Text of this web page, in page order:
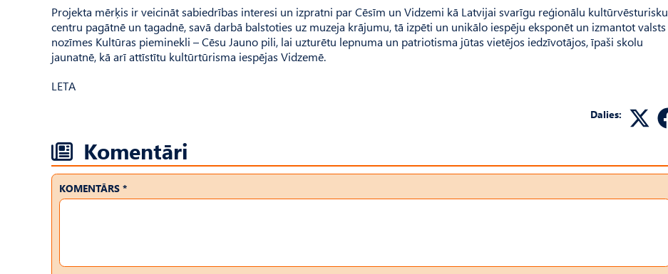
Projekta mērķis ir veicināt sabiedrības interesi un izpratni par Cēsīm un Vidzemi kā Latvijai svarīgu reģionālu kultūrvēsturisku
centru pagātnē un tagadnē, savā darbā balstoties uz muzeja krājumu, tā izpēti un unikālo iespēju eksponēt un izmantot valsts
nozīmes Kultūras pieminekli – Cēsu Jauno pili, lai uzturētu lepnuma un patriotisma jūtas vietējos iedzīvotājos, īpaši skolu
jaunatnē, kā arī attīstītu kultūrtūrisma iespējas Vidzemē.
LETA
Dalies:
Komentāri
KOMENTĀRS *